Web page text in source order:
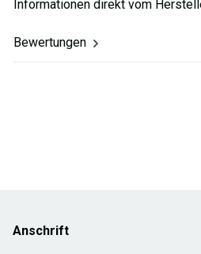
Informationen direkt vom
Bewertungen
Anschrift